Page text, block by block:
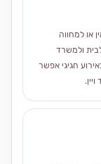
או למחווה
לבית ולמשרד
חגיגי אפשר